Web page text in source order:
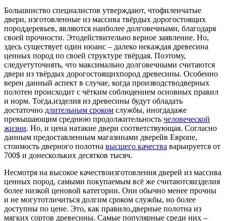
Большинство специалистов утверждают, чтофиленчатые
двери, изготовленные из массива твёрдых дорогостоящих
породдеревьев, являются наиболее долговечными, благодаря
своей прочности. Этодействительно верное заявление. Но,
здесь существует один нюанс – далеко некаждая древесина
ценных пород по своей структуре твёрдая. Поэтому,
следуетуточнять, что максимально долговечными считаются
двери из твёрдых дорогостоящихпород древесины. Особенно
верен данный аспект в случае, когда производстводверных
полотен происходит с чётким соблюдением основных правил
и норм. Тогда,изделия из древесины будут обладать
достаточно длительным сроком службы, иногдадаже
превышающим среднюю продолжительность человеческой
жизни. Но, и цена натакие двери соответствующая. Согласно
данным предоставленным магазинами дверейв Европе,
стоимость дверного полотна высшего качества варьируется от
700$ и донескольких десятков тысяч.
Несмотря на высокое качествоизготовления дверей из массива
ценных пород, самыми покупаемым всё же считаютсяизделия
более низкой ценовой категории. Они обычно менее прочны
и не могутотличиться долгим сроком службы, но более
доступны по цене. Это, как правило,дверные полотна из
мягких сортов древесины. Самые популярные среди них –